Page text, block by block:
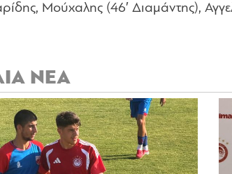
Μούχαλης (46′ Διαμάντης),
ΝΕΑ